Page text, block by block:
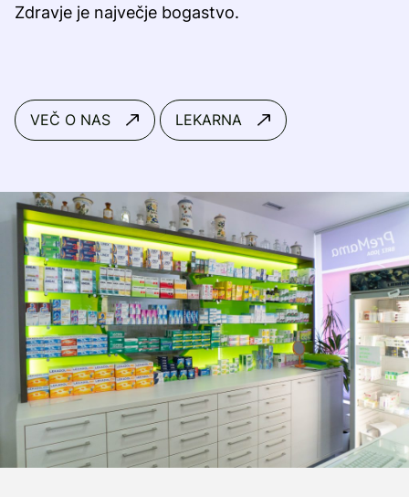
Zdravje je največje bogastvo.
VEČ O NAS LEKARNA